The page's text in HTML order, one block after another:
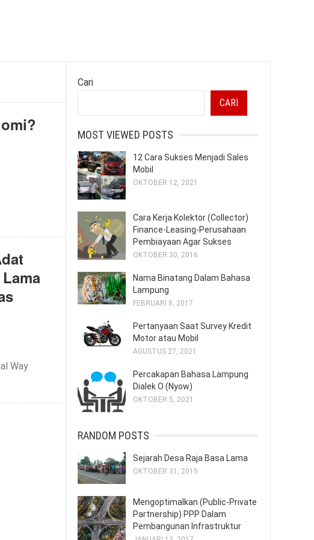
Way
Cari
CARI
MOST VIEWED POSTS
12 Cara Sukses Menjadi Sales
Mobil
OKTOBER 12, 2021
Cara Kerja Kolektor (Collector)
Finance-Leasing-Perusahaan
Pembiayaan Agar Sukses
OKTOBER 30, 2016
Nama Binatang Dalam Bahasa
Lampung
FEBRUARI 8, 2017
Pertanyaan Saat Survey Kredit
Motor atau Mobil
AGUSTUS 27, 2021
Percakapan Bahasa Lampung
Dialek O (Nyow)
OKTOBER 5, 2021
RANDOM POSTS
Sejarah Desa Raja Basa Lama
OKTOBER 31, 2015
Mengoptimalkan (Public-Private
Partnership) PPP Dalam
Pembangunan Infrastruktur